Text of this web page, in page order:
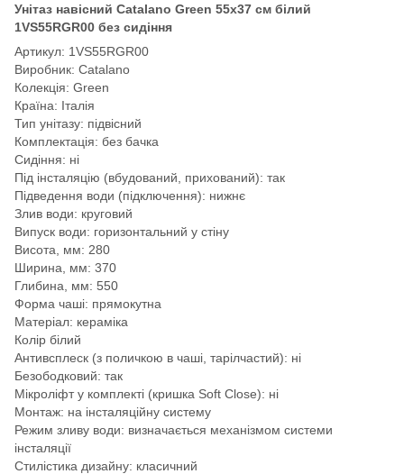
Унітаз навісний Catalano Green 55х37 см білий
1VS55RGR00 без сидіння
Артикул: 1VS55RGR00
Виробник: Catalano
Колекція: Green
Країна: Італія
Тип унітазу: підвісний
Комплектація: без бачка
Сидіння: ні
Під інсталяцію (вбудований, прихований): так
Підведення води (підключення): нижнє
Злив води: круговий
Випуск води: горизонтальний у стіну
Висота, мм: 280
Ширина, мм: 370
Глибина, мм: 550
Форма чаші: прямокутна
Матеріал: кераміка
Колір білий
Антивсплеск (з поличкою в чаші, тарілчастий): ні
Безободковий: так
Мікроліфт у комплекті (кришка Soft Close): ні
Монтаж: на інсталяційну систему
Режим зливу води: визначається механізмом системи
інсталяції
Стилістика дизайну: класичний